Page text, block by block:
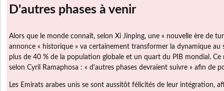
D'autres phases à venir
Alors que le monde connaît, selon Xi Jinping, une « nouvelle ère de
annonce « historique » va certainement transformer la dynamique au
plus de 40 % de la population globale et un quart du PIB mondial.
selon Cyril Ramaphosa : « d'autres phases devraient suivre » afin de
Les Emirats arabes unis se sont aussitôt félicités de leur intégration,